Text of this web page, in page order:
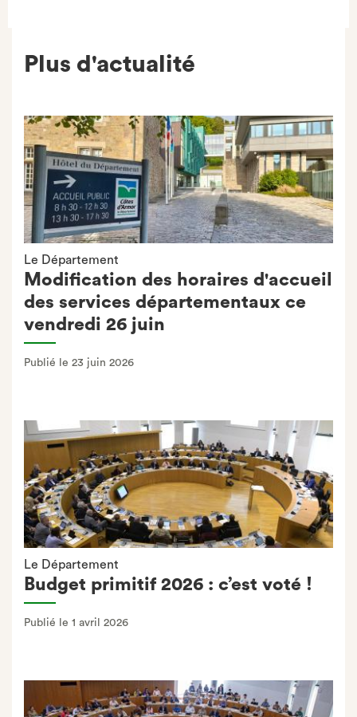
Plus d'actualité
Le Département
Modification des horaires d'accueil
des services départementaux ce
vendredi 26 juin
Publié le 23 juin 2026
Le Département
Budget primitif 2026 : c’est voté !
Publié le 1 avril 2026